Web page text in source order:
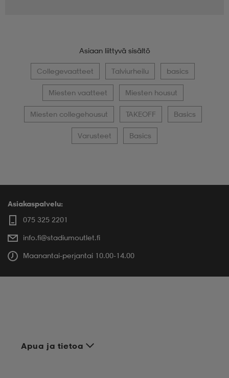
Asiaan liittyvä sisältö
Collegevaatteet Talviurheilu basics
Miesten vaatteet Miesten housut
Miesten collegehousut TAKEOFF Basics
Varusteet Basics
Asiakaspalvelu:
075 325 2201
info.fi@stadiumoutlet.fi
Maanantai-perjantai 10.00-14.00
Apua ja tietoa